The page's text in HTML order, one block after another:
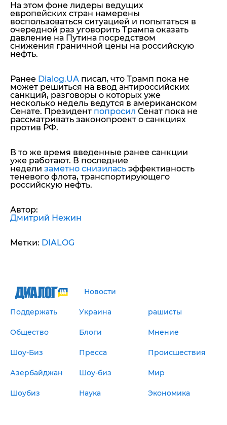
На этом фоне лидеры ведущих
европейских стран намерены
воспользоваться ситуацией и попытаться в
очередной раз уговорить Трампа оказать
давление на Путина посредством
снижения граничной цены на российскую
нефть.
Ранее Dialog.UA писал, что Трамп пока не
может решиться на ввод антироссийских
санкций, разговоры о которых уже
несколько недель ведутся в американском
Сенате. Президент попросил Сенат пока не
рассматривать законопроект о санкциях
против РФ.
В то же время введенные ранее санкции
уже работают. В последние
недели заметно снизилась эффективность
теневого флота, транспортирующего
российскую нефть.
Автор:
Дмитрий Нежин
Метки: DIALOG
Новости
Поддержать Украина рашисты
Общество Блоги Мнение
Шоу-Биз Пресса Происшествия
Азербайджан Шоу-биз Мир
Шоубиз Наука Экономика